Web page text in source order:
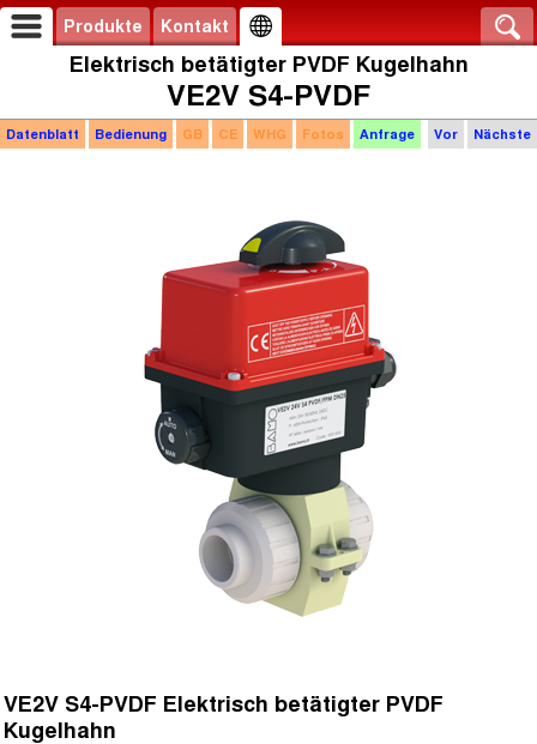
Produkte Kontakt
Elektrisch betätigter PVDF Kugelhahn
VE2V S4-PVDF
Vor Nächste
Datenblatt Bedienung GB CE WHG Fotos Anfrage
VE2V S4-PVDF Elektrisch betätigter PVDF
Kugelhahn